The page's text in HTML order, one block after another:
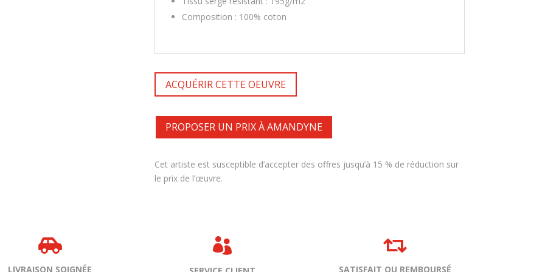
Composition : 100% coton
ACQUÉRIR CETTE OEUVRE
PROPOSER UN PRIX À AMANDYNE
Cet artiste est susceptible d’accepter des offres jusqu’à 15 % de réduction sur
le prix de l’œuvre.

LIVRAISON SOIGNÉE
 
SATISFAIT OU REMBOURSÉ